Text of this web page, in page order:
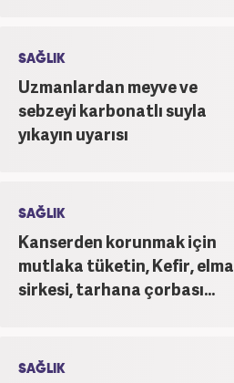
SAĞLIK
Uzmanlardan meyve ve
sebzeyi karbonatlı suyla
yıkayın uyarısı
SAĞLIK
Kanserden korunmak için
mutlaka tüketin, Kefir, elma
sirkesi, tarhana çorbası...
SAĞLIK